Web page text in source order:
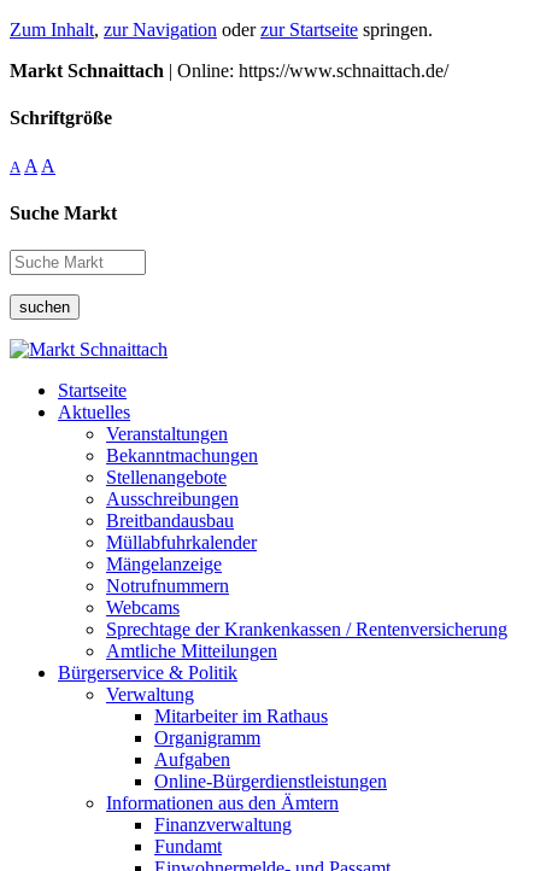
Zum Inhalt, zur Navigation oderzur Startseite springen.
Markt Schnaittach | Online: https://www.schnaittach.de/
Schriftgröße
A A A
Suche Markt
suchen
Startseite
Aktuelles
Veranstaltungen
Bekanntmachungen
Stellenangebote
Ausschreibungen
Breitbandausbau
Müllabfuhrkalender
Mängelanzeige
Notrufnummern
Webcams
Sprechtage der Krankenkassen / Rentenversicherung
Amtliche Mitteilungen
Bürgerservice & Politik
Verwaltung
Mitarbeiter im Rathaus
Organigramm
Aufgaben
Online-Bürgerdienstleistungen
Informationen aus den Ämtern
Finanzverwaltung
Fundamt